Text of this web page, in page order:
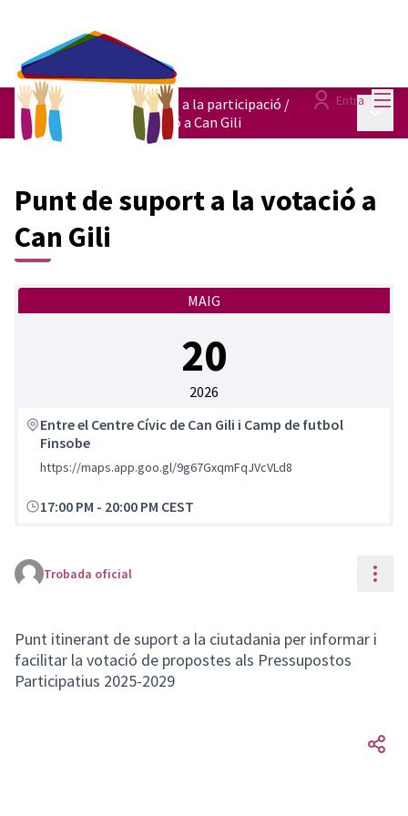
Entra
Punts itinerants de suport a la participació /
Punt de suport a la votació a Can Gili
Punt de suport a la votació a
Can Gili
MAIG
20
2026
Entre el Centre Cívic de Can Gili i Camp de futbol
Finsobe
https://maps.app.goo.gl/9g67GxqmFqJVcVLd8
17:00 PM - 20:00 PM CEST
Trobada oficial
Punt itinerant de suport a la ciutadania per informar i
facilitar la votació de propostes als Pressupostos
Participatius 2025-2029